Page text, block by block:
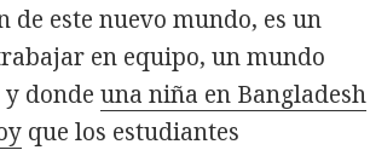
este nuevo mundo, es un
en equipo, un mundo
y dondeuna niña en Bangladesh
que los estudiantes